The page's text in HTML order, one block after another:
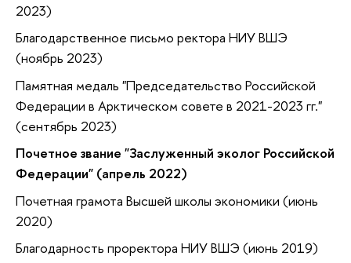
2023)
Благодарственное письмо ректора НИУ ВШЭ
(ноябрь 2023)
Памятная медаль "Председательство Российской
Федерации в Арктическом совете в 2021-2023 гг."
(сентябрь 2023)
Почетное звание "Заслуженный эколог Российской
Федерации" (апрель 2022)
Почетная грамота Высшей школы экономики (июнь
2020)
Благодарность проректора НИУ ВШЭ (июнь 2019)